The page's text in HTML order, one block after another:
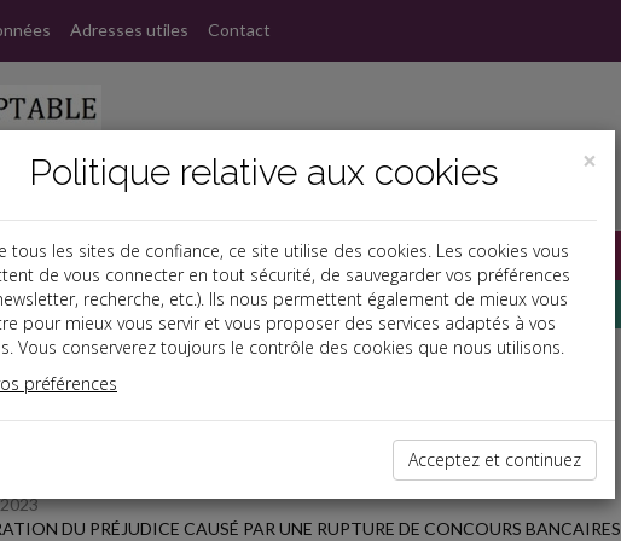
Adresses utiles Contact
dernières dépêches
DU PRÉJUDICE CAUSÉ PAR UNE RUPTURE DE CONCOURS BANCAIRES
×
Politique relative aux cookies
tous les sites de confiance, ce site utilise des cookies. Les cookies vous
de vous connecter en tout sécurité, de sauvegarder vos préférences
recherche, etc.). Ils nous permettent également de mieux vous
pour mieux vous servir et vous proposer des services adaptés à vos
Vous conserverez toujours le contrôle des cookies que nous utilisons.
préférences
Acceptez et continuez